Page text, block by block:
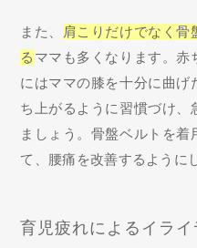
また、
肩こりだけでなく骨
る ママも多くなります。赤
にはママの膝を十分に曲げ
ち上がるように習慣づけ、
ましょう。骨盤ベルトを着
て、腰痛を改善するように
育児疲れによるイライ